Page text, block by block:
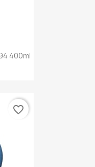
400ml
favorite_border